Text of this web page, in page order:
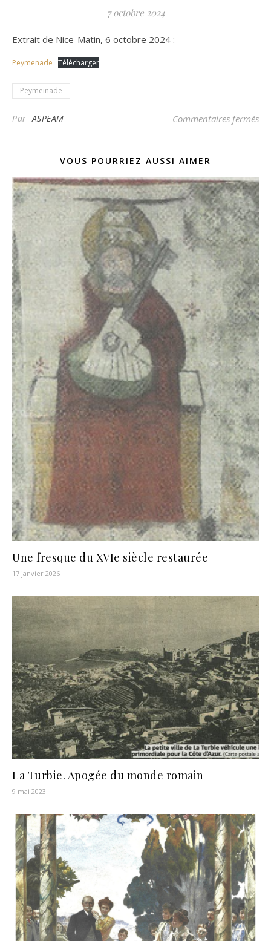
7 octobre 2024
Extrait de Nice-Matin, 6 octobre 2024 :
Peymenade Télécharger
Peymeinade
ParASPEAM Commentaires fermés
VOUS POURRIEZ AUSSI AIMER
Une fresque du XVIe siècle restaurée
17 janvier 2026
La Turbie. Apogée du monde romain
9 mai 2023